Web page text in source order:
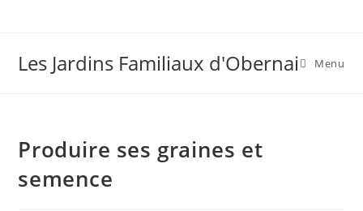
Les Jardins Familiaux d'Obernai Menu
Produire ses graines et
semence